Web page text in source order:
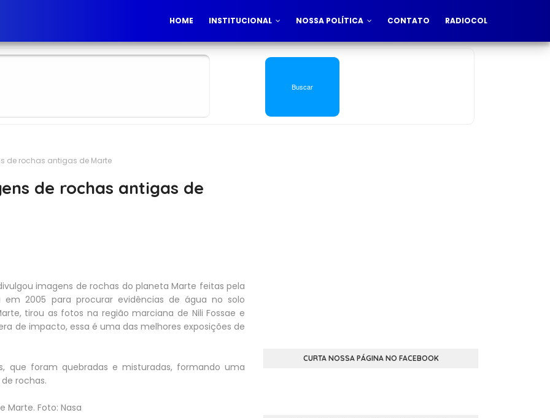
HOME INSTITUCIONAL NOSSA POLÍTICA CONTATO RADIOCOL
de rochas antigas de Marte
de rochas antigas de
imagens de rochas do planeta Marte feitas pela
em 2005 para procurar evidências de água no solo
tirou as fotos na região marciana de Nili Fossae e
de impacto, essa é uma das melhores exposições de
que foram quebradas e misturadas, formando uma
rochas.
Marte. Foto: Nasa
CURTA NOSSA PÁGINA NO FACEBOOK